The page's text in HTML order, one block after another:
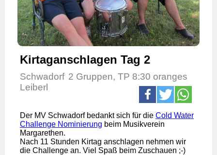
Kirtaganschlagen Tag 2
Schwadorf 2 Gruppen, TP 8:30 oranges
Leiberl
Der MV Schwadorf bedankt sich für die Cold Water
Challenge Nominierung beim Musikverein
Margarethen.
Nach 11 Stunden Kirtag anschlagen nehmen wir
die Challenge an. Viel Spaß beim Zuschauen ;-)